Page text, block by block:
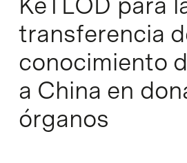
transferencia
conocimiento
a China en
órganos